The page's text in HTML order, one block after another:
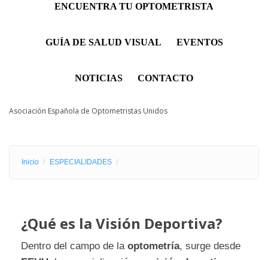
ENCUENTRA TU OPTOMETRISTA
GUÍA DE SALUD VISUAL EVENTOS
NOTICIAS CONTACTO
Asociación Española de Optometristas Unidos
Inicio ESPECIALIDADES
¿Qué es la Visión Deportiva?
Dentro del campo de la optometría, surge desde